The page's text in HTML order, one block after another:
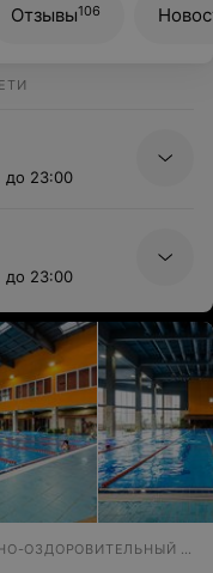
Отзывы106
до 23:00
до 23:00
МНОГОФУНКЦИОНАЛЬНЫЙ ФИЗКУЛЬТУРНО-ОЗДОРОВИТЕЛЬНЫЙ КОМПЛЕКС